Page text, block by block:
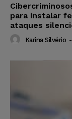
para instalar
ataques
Karina Silvério -